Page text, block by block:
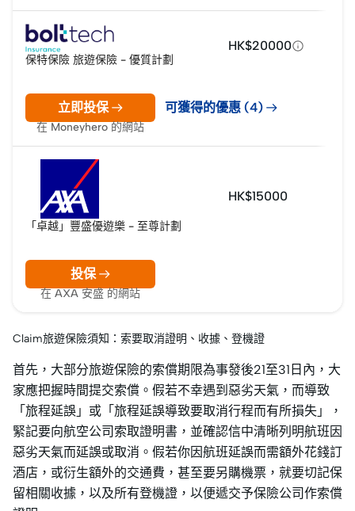
保特保險 旅遊保險 - 優質計劃
HK$20000
可獲得的優惠 (4)
立即投保
在 Moneyhero 的網站
「卓越」豐盛優遊樂 - 至尊計劃
HK$15000
投保
在 AXA 安盛 的網站
Claim旅遊保險須知：索要取消證明、收據、登機證
首先，大部分旅遊保險的索償期限為事發後21至31日內，大
家應把握時間提交索償。假若不幸遇到惡劣天氣，而導致
「旅程延誤」或「旅程延誤導致要取消行程而有所損失」，
緊記要向航空公司索取證明書，並確認信中清晰列明航班因
惡劣天氣而延誤或取消。假若你因航班延誤而需額外花錢訂
酒店，或衍生額外的交通費，甚至要另購機票，就要切記保
留相關收據，以及所有登機證，以便遞交予保險公司作索償